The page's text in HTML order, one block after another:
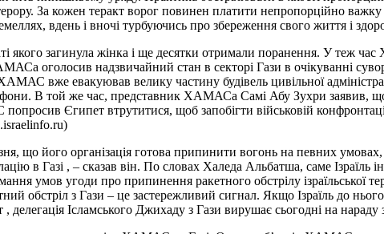
За кожен теракт ворог повинен платити непропорційно
вдень і вночі турбуючись про збереження свого життя і
якого загинула жінка і ще десятки отримали поранення. У теж
оголосив надзвичайний стан в секторі Гази в очікуванні
вже евакуював велику частину будівель цивільної
В той же час, представник ХАМАСа Самі Абу Зухри заявив, що
Єгипет втрутитися, щоб запобігти військовій
що його організація готова припинити вогонь на певних
в Газі , – сказав він. По словах Халеда Альбатша, саме Ізраїль
умов угоди про припинення ракетного обстрілу
обстріл з Гази – це застережливий сигнал. Якщо Ізраїль до
, делегація Ісламського Джихаду з Гази вирушає сьогодні на